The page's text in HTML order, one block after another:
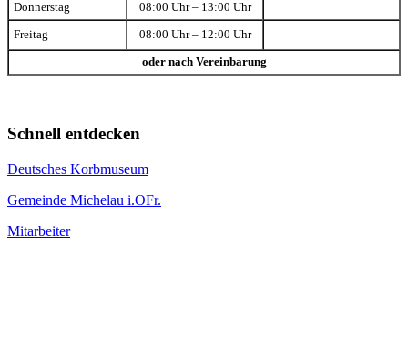
Donnerstag 08:00 Uhr – 13:00 Uhr
Freitag 08:00 Uhr – 12:00 Uhr
oder nach Vereinbarung
Schnell entdecken
Deutsches Korbmuseum
Gemeinde Michelau i.OFr.
Mitarbeiter